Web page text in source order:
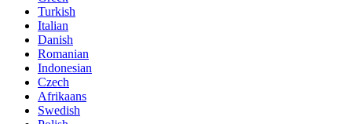
Turkish
Italian
Danish
Romanian
Indonesian
Czech
Afrikaans
Swedish